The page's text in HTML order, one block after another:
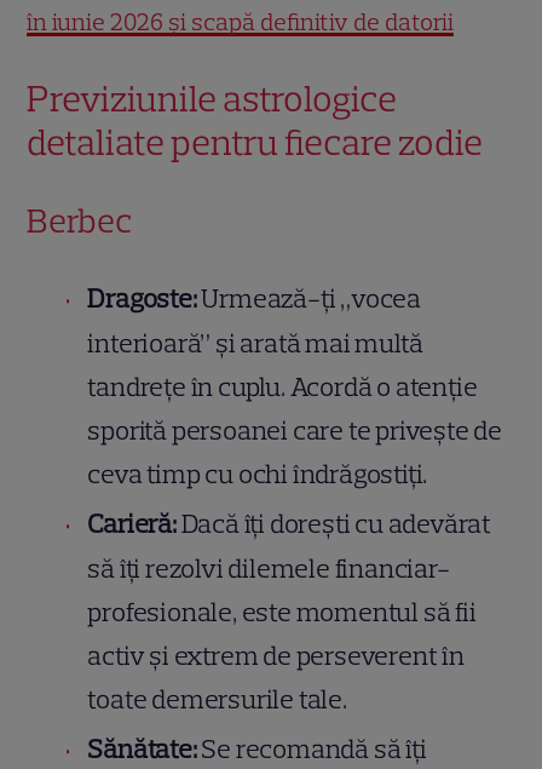
în iunie 2026 și scapă definitiv de datorii
Previziunile astrologice
detaliate pentru fiecare zodie
Berbec
Dragoste:Urmează-ți „vocea
interioară” și arată mai multă
tandrețe în cuplu. Acordă o atenție
sporită persoanei care te privește de
ceva timp cu ochi îndrăgostiți.
Carieră:Dacă îți dorești cu adevărat
să îți rezolvi dilemele financiar-
profesionale, este momentul să fii
activ și extrem de perseverent în
toate demersurile tale.
Sănătate:Se recomandă să îți